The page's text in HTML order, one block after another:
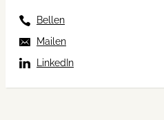
Bellen
Mailen
LinkedIn